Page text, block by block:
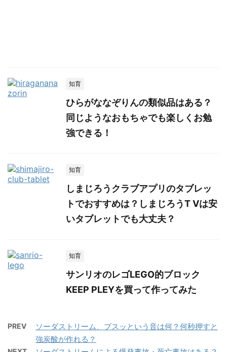
知育
ひらがななぞりんの類似品はある？
同じようなおもちゃでも楽しくお勉
強できる！
知育
しまじろうクラブアプリのタブレッ
トでおすすめは？しまじろうT Vは安
いタブレットでも大丈夫？
知育
サンリオのレゴLEGO的ブロック
KEEP PLEYを買って作ってみた
PREV
ソーダストリーム、プスッという音は何？何秒押すと
強炭酸が作れる？